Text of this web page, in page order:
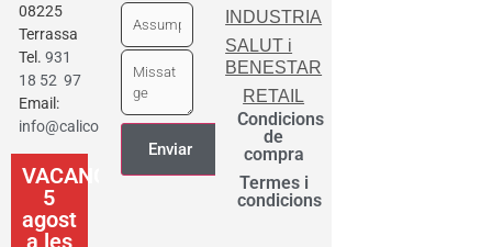
08225
Terrassa
Tel. 931
18 52 97
Email:
info@calicot.cat
VACANCES
5
agost
INDUSTRIA
SALUT i
BENESTAR
RETAIL
Condicions
de
compra
Termes i
condicions